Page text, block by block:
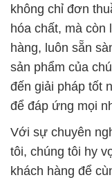
không chỉ đơn
hóa chất, mà còn
hàng, luôn sẵn
sản phẩm của
đến giải pháp tốt
để đáp ứng mọi
Với sự chuyên
tôi, chúng tôi hy
khách hàng để